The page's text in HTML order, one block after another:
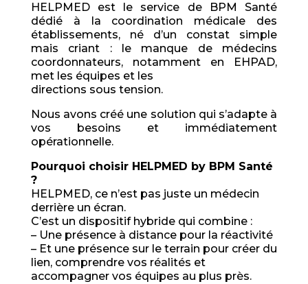
HELPMED est le service de BPM Santé
dédié à la coordination médicale des
établissements, né d’un constat simple
mais criant :
le manque de médecins
coordonnateurs, notamment en EHPAD,
met les équipes et les
directions sous tension.
Nous avons créé une solution qui s’adapte à
vos besoins et immédiatement
opérationnelle.
Pourquoi choisir HELPMED by BPM Santé
?
HELPMED, ce n’est pas juste un médecin
derrière un écran.
C’est un dispositif hybride qui combine :
– Une présence à distance pour la réactivité
– Et une présence sur le terrain pour créer du
lien, comprendre vos réalités et
accompagner vos équipes au plus près.